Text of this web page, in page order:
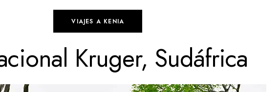
VIAJES A KENIA
Kruger, Sudáfrica